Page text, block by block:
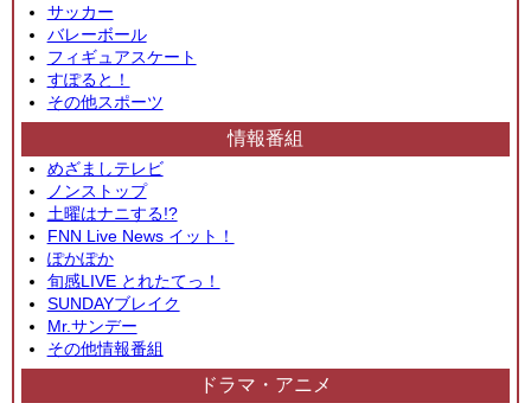
サッカー
バレーボール
フィギュアスケート
すぽると！
その他スポーツ
情報番組
めざましテレビ
ノンストップ
土曜はナニする!?
FNN Live News イット！
ぽかぽか
旬感LIVE とれたてっ！
SUNDAYブレイク
Mr.サンデー
その他情報番組
ドラマ・アニメ